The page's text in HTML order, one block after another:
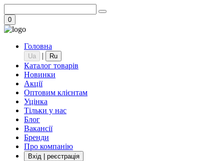
0
Головна
Ua | Ru
Каталог товарів
Новинки
Акції
Оптовим клієнтам
Уцінка
Тільки у нас
Блог
Вакансії
Бренди
Про компанію
Вхід | реєстрація